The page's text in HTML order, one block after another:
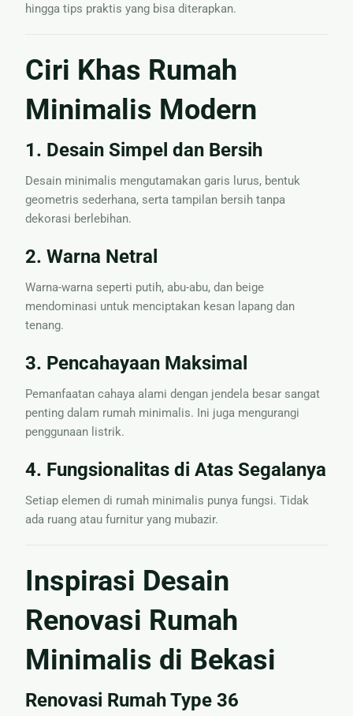
hingga tips praktis yang bisa diterapkan.
Ciri Khas Rumah
Minimalis Modern
1. Desain Simpel dan Bersih
Desain minimalis mengutamakan garis lurus, bentuk
geometris sederhana, serta tampilan bersih tanpa
dekorasi berlebihan.
2. Warna Netral
Warna-warna seperti putih, abu-abu, dan beige
mendominasi untuk menciptakan kesan lapang dan
tenang.
3. Pencahayaan Maksimal
Pemanfaatan cahaya alami dengan jendela besar sangat
penting dalam rumah minimalis. Ini juga mengurangi
penggunaan listrik.
4. Fungsionalitas di Atas Segalanya
Setiap elemen di rumah minimalis punya fungsi. Tidak
ada ruang atau furnitur yang mubazir.
Inspirasi Desain
Renovasi Rumah
Minimalis di Bekasi
Renovasi Rumah Type 36